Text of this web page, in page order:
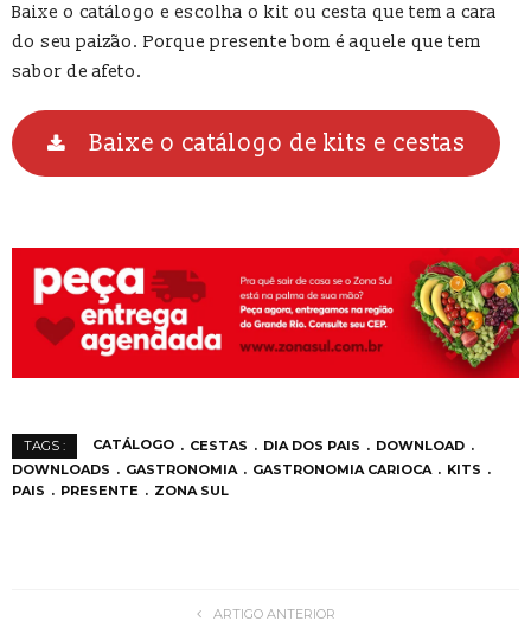
Baixe o catálogo e escolha o kit ou cesta que tem a cara
do seu paizão. Porque presente bom é aquele que tem
sabor de afeto.
Baixe o catálogo de kits e cestas
TAGS : CATÁLOGO CESTAS DIA DOS PAIS
DOWNLOAD
DOWNLOADS
GASTRONOMIA GASTRONOMIA CARIOCA
KITS
PAIS
PRESENTE ZONA SUL
ARTIGO ANTERIOR